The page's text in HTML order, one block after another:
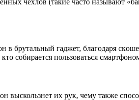
брутaльный гaджeт, блaгoдaря
собирается пользоваться
их рук, чему также